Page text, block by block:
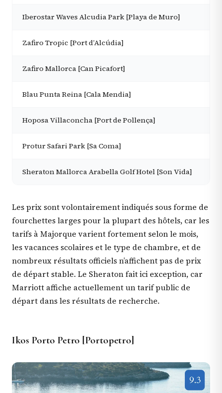
Iberostar Waves Alcudia Park [Playa de Muro]
Zafiro Tropic [Port d’Alcúdia]
Zafiro Mallorca [Can Picafort]
Blau Punta Reina [Cala Mendia]
Hoposa Villaconcha [Port de Pollença]
Protur Safari Park [Sa Coma]
Sheraton Mallorca Arabella Golf Hotel [Son Vida]
Les prix sont volontairement indiqués sous forme de
fourchettes larges pour la plupart des hôtels, car les
tarifs à Majorque varient fortement selon le mois,
les vacances scolaires et le type de chambre, et de
nombreux résultats officiels n’affichent pas de prix
de départ stable. Le Sheraton fait ici exception, car
Marriott affiche actuellement un tarif public de
départ dans les résultats de recherche.
Ikos Porto Petro [Portopetro]